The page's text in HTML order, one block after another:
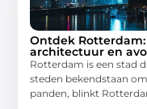
Ontdek
architectuur en
Rotterdam is een stad
steden bekendstaan
panden, blinkt